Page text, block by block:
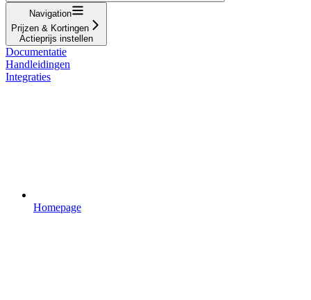
Navigation
Prijzen & Kortingen
Actieprijs instellen
Documentatie
Handleidingen
Integraties
Homepage